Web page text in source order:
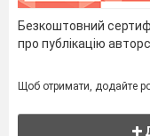
Безкоштовний
про публікацію
Щоб отримати, додайте